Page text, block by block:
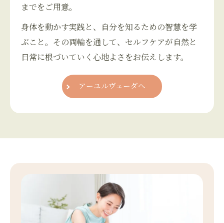
までをご用意。
身体を動かす実践と、自分を知るための智慧を学
ぶこと。その両輪を通して、セルフケアが自然と
日常に根づいていく心地よさをお伝えします。
アーユルヴェーダへ